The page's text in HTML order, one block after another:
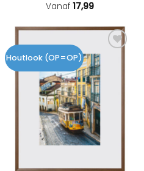
Vanaf 17,99
Houtlook (OP=OP)